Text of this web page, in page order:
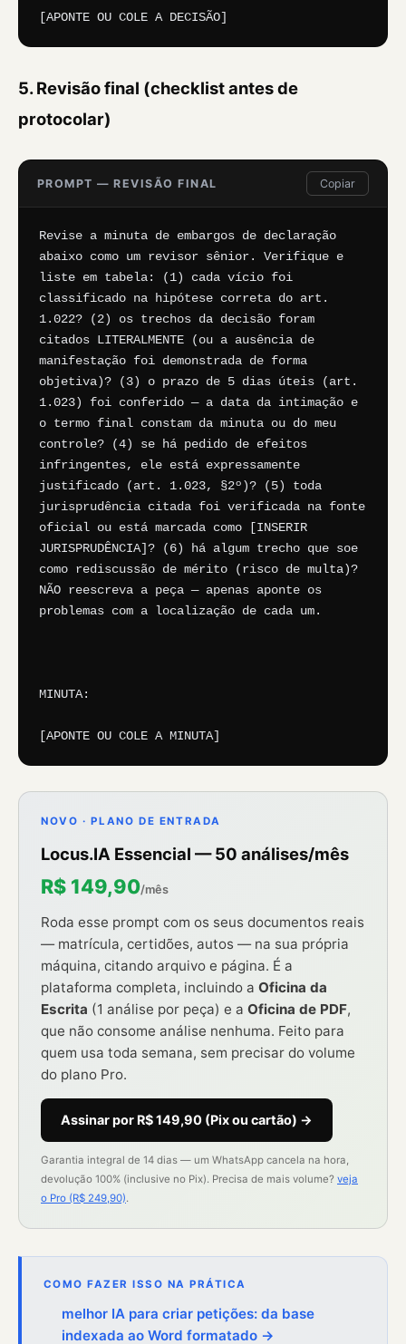
[APONTE OU COLE A DECISÃO]
5. Revisão final (checklist antes de
protocolar)
PROMPT — REVISÃO FINAL Copiar
Revise a minuta de embargos de declaração
abaixo como um revisor sênior. Verifique e
liste em tabela: (1) cada vício foi
classificado na hipótese correta do art.
1.022? (2) os trechos da decisão foram
citados LITERALMENTE (ou a ausência de
manifestação foi demonstrada de forma
objetiva)? (3) o prazo de 5 dias úteis (art.
1.023) foi conferido — a data da intimação e
o termo final constam da minuta ou do meu
controle? (4) se há pedido de efeitos
infringentes, ele está expressamente
justificado (art. 1.023, §2º)? (5) toda
jurisprudência citada foi verificada na fonte
oficial ou está marcada como [INSERIR
JURISPRUDÊNCIA]? (6) há algum trecho que soe
como rediscussão de mérito (risco de multa)?
NÃO reescreva a peça — apenas aponte os
problemas com a localização de cada um.
MINUTA:
[APONTE OU COLE A MINUTA]
NOVO · PLANO DE ENTRADA
Locus.IA Essencial — 50 análises/mês
R$ 149,90/mês
Roda esse prompt com os seus documentos reais
— matrícula, certidões, autos — na sua própria
máquina, citando arquivo e página. É a
plataforma completa, incluindo a Oficina da
Escrita (1 análise por peça) e a Oficina de PDF,
que não consome análise nenhuma. Feito para
quem usa toda semana, sem precisar do volume
do plano Pro.
Assinar por R$ 149,90 (Pix ou cartão) →
Garantia integral de 14 dias — um WhatsApp cancela na hora,
devolução 100% (inclusive no Pix). Precisa de mais volume? veja
o Pro (R$ 249,90).
COMO FAZER ISSO NA PRÁTICA
melhor IA para criar petições: da base
indexada ao Word formatado →